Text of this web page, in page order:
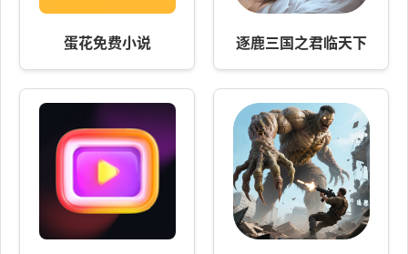
蛋花免费小说 逐鹿三国之君临天下